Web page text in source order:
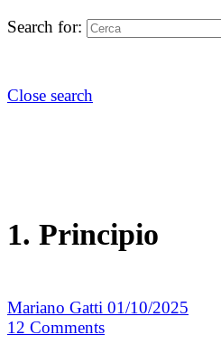
Search for:
Close search
1. Principio
Mariano Gatti 01/10/2025
12 Comments